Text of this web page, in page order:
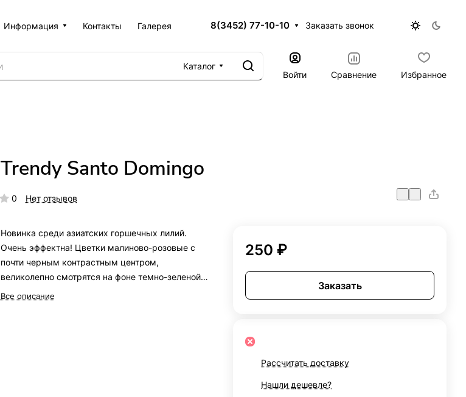
Информация Контакты Галерея 8(3452) 77-10-10 Заказать звонок
Каталог
Войти
Сравнение Избранное
Trendy Santo Domingo
0 Нет отзывов
Новинка среди азиатских горшечных лилий.
Очень эффектна! Цветки малиново-розовые с
почти черным контрастным центром,
великолепно смотрятся на фоне темно-зеленой
листвы и более светлых, зеленоватых,
Все описание
250 ₽
Заказать
Рассчитать доставку
Нашли дешевле?